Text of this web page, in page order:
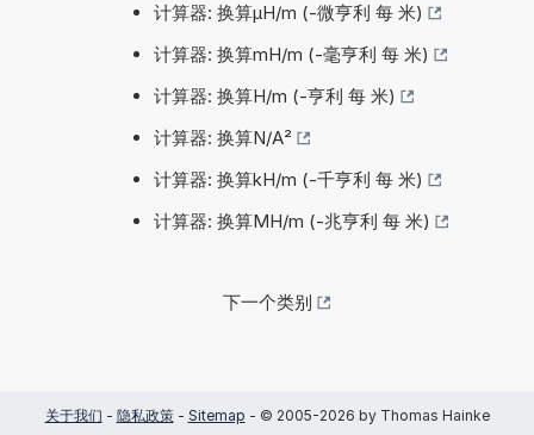
计算器: 换算µH/m (-微亨利 每 米)
计算器: 换算mH/m (-毫亨利 每 米)
计算器: 换算H/m (-亨利 每 米)
计算器: 换算N/A²
计算器: 换算kH/m (-千亨利 每 米)
计算器: 换算MH/m (-兆亨利 每 米)
下一个类别
关于我们 - 隐私政策- Sitemap - © 2005-2026 by Thomas Hainke